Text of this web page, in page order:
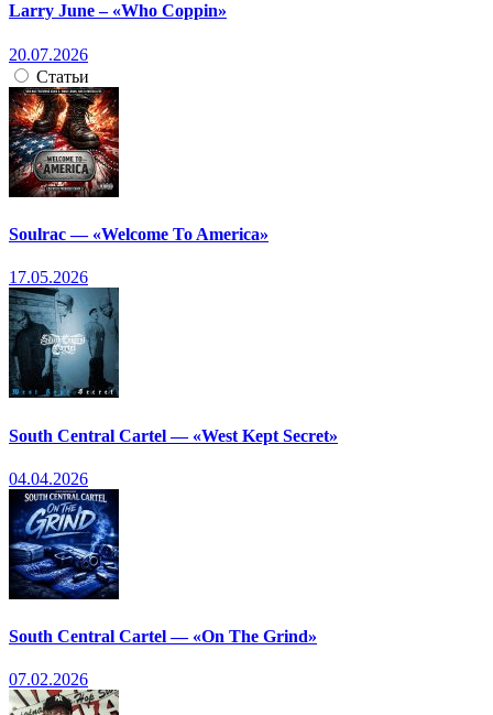
Larry June – «Who Coppin»
20.07.2026
Статьи
Soulrac — «Welcome To America»
17.05.2026
South Central Cartel — «West Kept Secret»
04.04.2026
South Central Cartel — «On The Grind»
07.02.2026